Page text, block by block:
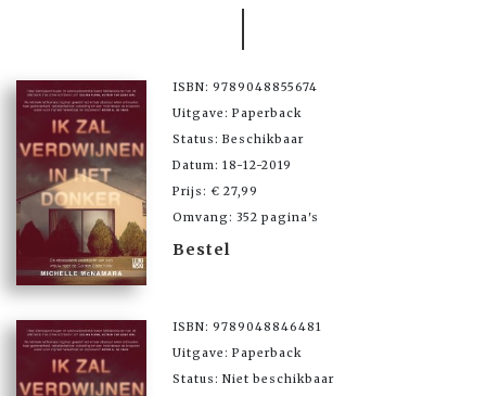
ISBN: 9789048855674
Uitgave: Paperback
Status: Beschikbaar
Datum: 18-12-2019
Prijs: € 27,99
Omvang: 352 pagina's
Bestel
ISBN: 9789048846481
Uitgave: Paperback
Status: Niet beschikbaar